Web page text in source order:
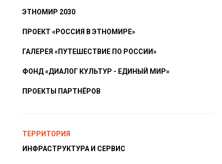
ЭТНОМИР 2030
ПРОЕКТ «РОССИЯ В ЭТНОМИРЕ»
ГАЛЕРЕЯ «ПУТЕШЕСТВИЕ ПО РОССИИ»
ФОНД «ДИАЛОГ КУЛЬТУР - ЕДИНЫЙ МИР»
ПРОЕКТЫ ПАРТНЁРОВ
ТЕРРИТОРИЯ
ИНФРАСТРУКТУРА И СЕРВИС